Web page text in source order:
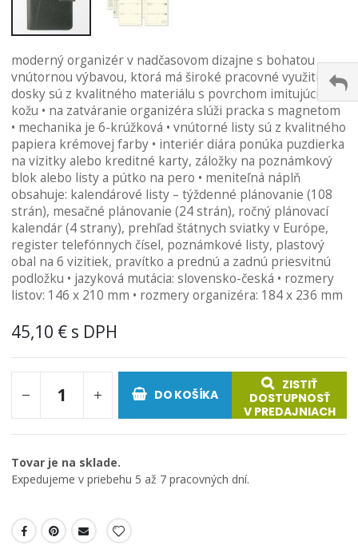
na
začiatok
galérie
obrázkov
moderný organizér v nadčasovom dizajne s bohatou
vnútornou výbavou, ktorá má široké pracovné využitie •
dosky sú z kvalitného materiálu s povrchom imitujúcime
kožu • na zatváranie organizéra slúži pracka s magnetom
• mechanika je 6-krúžková • vnútorné listy sú z kvalitného
papiera krémovej farby • interiér diára ponúka puzdierka
na vizitky alebo kreditné karty, záložky na poznámkový
blok alebo listy a pútko na pero • meniteľná náplň
obsahuje: kalendárové listy – týždenné plánovanie (108
strán), mesačné plánovanie (24 strán), ročný plánovací
kalendár (4 strany), prehľad štátnych sviatky v Európe,
register telefónnych čísel, poznámkové listy, plastový
obal na 6 vizitiek, pravítko a prednú a zadnú priesvitnú
podložku • jazyková mutácia: slovensko-česká • rozmery
listov: 146 x 210 mm • rozmery organizéra: 184 x 236 mm
45,10 €
DO KOŠÍKA
ZISTIŤ
DOSTUPNOSŤ
V PREDAJNIACH
Tovar je na sklade.
Expedujeme v priebehu 5 až 7 pracovných dní.